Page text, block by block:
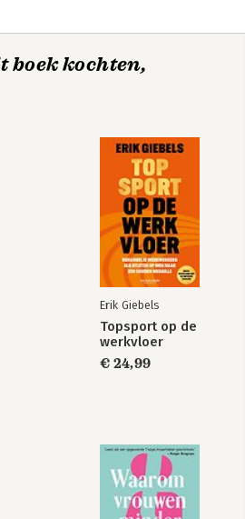
boek kochten,
Erik Giebels
Topsport op de
werkvloer
€ 24,99